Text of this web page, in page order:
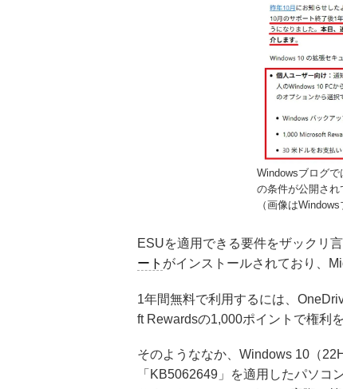
Windowsブログ
の条件が公開され
（画像は
ESUを適用できる要件をザックリ
ート がインストールされており、
1年間無料で利用するには、
ft Rewardsの1,000ポイントで権利
そのようななか、Windows 10（
「KB5062649」を適用したパソ